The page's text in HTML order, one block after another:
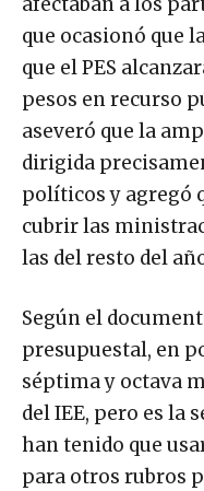
que ocasionó que
que el PES
pesos en recurso
aseveró que la
dirigida
políticos y agregó
cubrir las
las del resto del
Según el
presupuestal, en
séptima y octava
del IEE, pero es la
han tenido que
para otros rubros